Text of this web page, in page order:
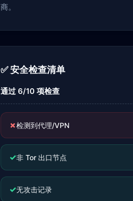
商。
✅ 安全检查清单
通过 6/10 项检查
✗检测到代理/VPN
✓非 Tor 出口节点
✓无攻击记录